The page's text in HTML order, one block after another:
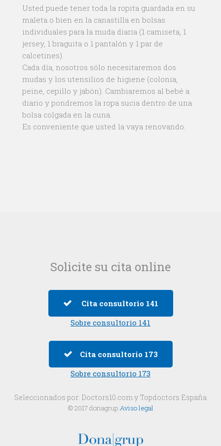
Usted puede tener toda la ropita guardada en su
maleta o bien en la canastilla en bolsas
individuales para la muda diaria (1 camiseta, 1
jersey, 1 braguita o 1 pantalón y 1 par de
calcetines).
Cada día, nosotros sólo necesitaremos dos
mudas y los utensilios de higiene (colonia,
peine, cepillo y jabón). Cambiaremos al bebé a
diario y pondremos la ropa sucia dentro de una
bolsa colgada en la cuna.
Es conveniente que usted la vaya renovando.
Solicite su cita online
Cita consultorio 141
Sobre consultorio 141
Cita consultorio 173
Sobre consultorio 173
Seleccionados por: Doctors10.comy Topdoctors España
© 2017 donagrup.Aviso legal